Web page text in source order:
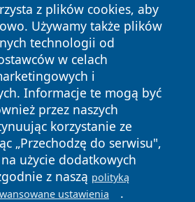
z plików cookies, aby
Używamy także plików
technologii od
w celach
i
Informacje te mogą być
przez naszych
korzystanie ze
„Przechodzę do serwisu",
użycie dodatkowych
z naszą polityką
ustawienia .
Wszystkie prawa
Polityka
Cookies